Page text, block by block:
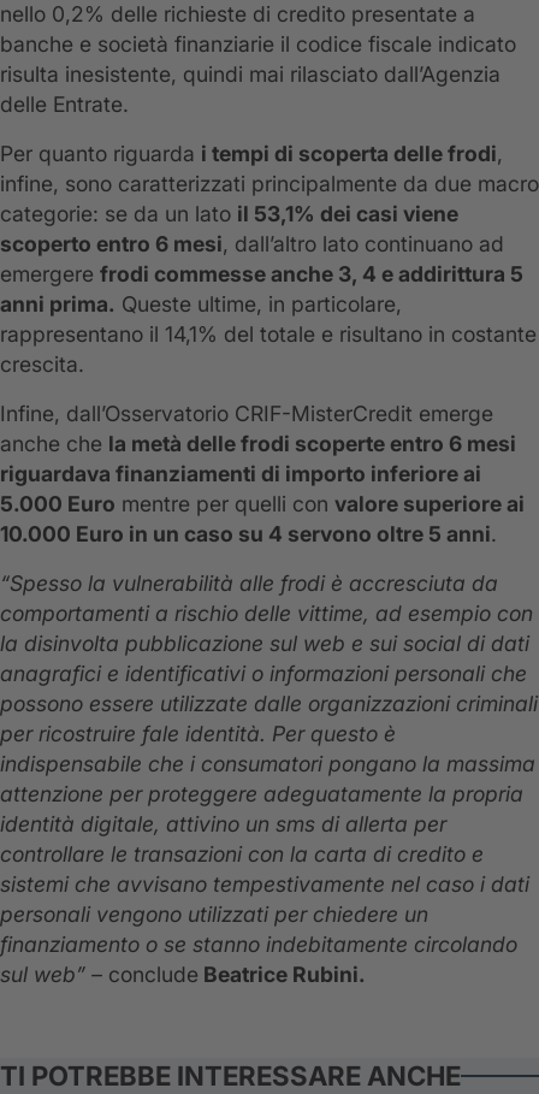
nello 0,2% delle richieste di credito presentate a
banche e società finanziarie il codice fiscale indicato
risulta inesistente, quindi mai rilasciato dall’Agenzia
delle Entrate.
Per quanto riguarda i tempi di scoperta delle frodi,
infine, sono caratterizzati principalmente da due macro
categorie: se da un lato il 53,1% dei casi viene
scoperto entro 6 mesi, dall’altro lato continuano ad
emergere frodi commesse anche 3, 4 e addirittura 5
anni prima. Queste ultime, in particolare,
rappresentano il 14,1% del totale e risultano in costante
crescita.
Infine, dall’Osservatorio CRIF-MisterCredit emerge
anche che la metà delle frodi scoperte entro 6 mesi
riguardava finanziamenti di importo inferiore ai
5.000 Euro mentre per quelli con valore superiore ai
10.000 Euro in un caso su 4 servono oltre 5 anni.
“Spesso la vulnerabilità alle frodi è accresciuta da
comportamenti a rischio delle vittime, ad esempio con
la disinvolta pubblicazione sul web e sui social di dati
anagrafici e identificativi o informazioni personali che
possono essere utilizzate dalle organizzazioni criminali
per ricostruire fale identità. Per questo è
indispensabile che i consumatori pongano la massima
attenzione per proteggere adeguatamente la propria
identità digitale, attivino un sms di allerta per
controllare le transazioni con la carta di credito e
sistemi che avvisano tempestivamente nel caso i dati
personali vengono utilizzati per chiedere un
finanziamento o se stanno indebitamente circolando
sul web” – conclude Beatrice Rubini.
TI POTREBBE INTERESSARE ANCHE